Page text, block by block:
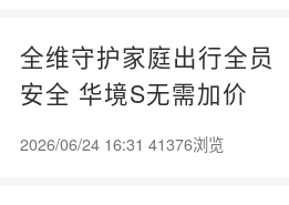
全维守护家庭出行全员
安全 华境S无需加价
2026/06/24 16:31 41376浏览